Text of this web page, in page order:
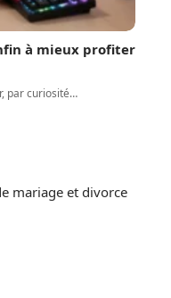
à mieux profiter
par curiosité…